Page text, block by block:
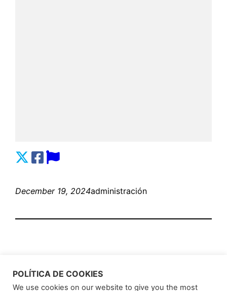
December 19, 2024administración
POLÍTICA DE COOKIES
We use cookies on our website to give you the most